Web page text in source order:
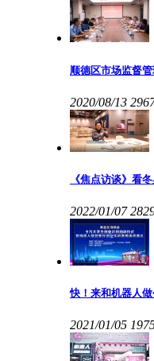
顺德区市场监督
2020/08/13
《焦点访谈》看
2022/01/07
快！来和机器人
2021/01/05